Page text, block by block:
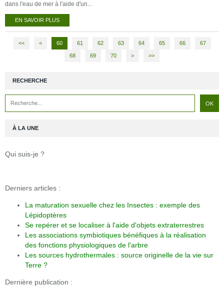
dans l'eau de mer à l'aide d'un...
EN SAVOIR PLUS
<< < 10
20
30
40
50
60 61 62 63 64 65 66 67
68 69 70 80
> >>
RECHERCHE
À LA UNE
Qui suis-je ?
Derniers articles :
La maturation sexuelle chez les Insectes : exemple des
Lépidoptères
Se repérer et se localiser à l'aide d'objets extraterrestres
Les associations symbiotiques bénéfiques à la réalisation
des fonctions physiologiques de l'arbre
Les sources hydrothermales : source originelle de la vie sur
Terre ?
Dernière publication :